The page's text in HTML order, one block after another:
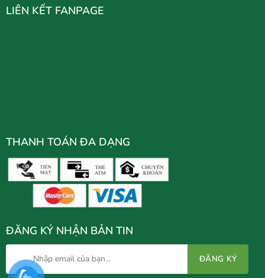
LIÊN KẾT FANPAGE
THANH TOÁN ĐA DẠNG
ĐĂNG KÝ NHẬN BẢN TIN